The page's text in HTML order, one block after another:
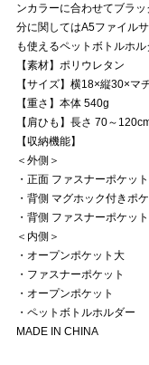
ンカラーに合わせてブラ
分に関してはA5ファイル
も使えるペットボトルホル
【素材】ポリウレタン
【サイズ】横18×縦30×マ
【重さ】本体 540g
【肩ひも】長さ 70～
【収納機能】
＜外側＞
・正面 ファスナーポケット
・背側 マグホック付きポ
・背側 ファスナーポケット
＜内側＞
・オープンポケット大
・ファスナーポケット
・オープンポケット
・ペットボトルホルダー
MADE IN CHINA